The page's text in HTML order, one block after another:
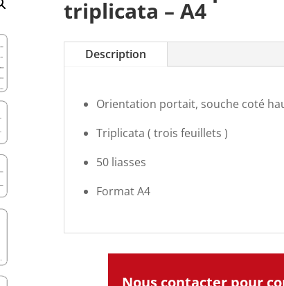
triplicata – A4
Description
Orientation portait, souche coté
Triplicata ( trois feuillets )
50 liasses
Format A4
Nous contacter pour